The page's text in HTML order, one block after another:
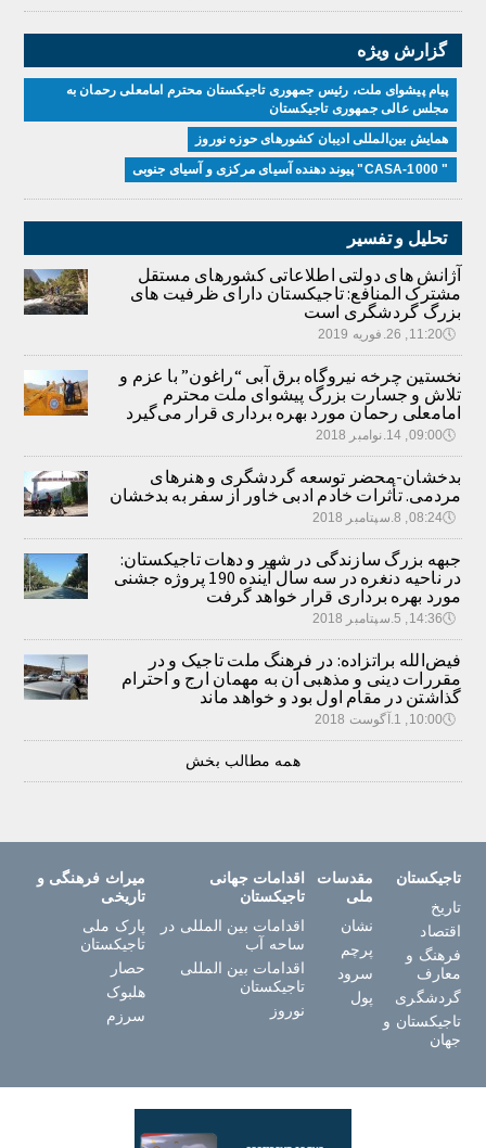
گزارش ویژه
پیام پیشوای ملت، رئیس جمهوری تاجیکستان محترم امامعلی رحمان به
مجلس عالی جمهوری تاجیکستان
همایش بین‌المللی ادیبان کشور‌های حوزه نوروز
" CASA-1000" پیوند دهنده آسیای مرکزی و آسیای جنوبی
تحلیل و تفسیر
آژانش های دولتی اطلاعاتی کشورهای مستقل
مشترک المنافع: تاجیکستان دارای ظرفیت های
بزرگ گردشگری است
🕔11:20, 26.فوریه 2019
نخستین چرخه نیروگاه برق آبی “راغون” با عزم و
تلاش و جسارت بزرگ پیشوای ملت محترم
امامعلی رحمان مورد بهره برداری قرار می‌گیرد
🕔09:00, 14.نوامبر 2018
بدخشان-محضر توسعه گردشگری و هنرهای
مردمی. تأثرات خادم ادبی خاور از سفر به بدخشان
🕔08:24, 8.سپتامبر 2018
جبهه بزرگ سازندگی در شهر و دهات تاجیکستان:
در ناحیه دنغره در سه سال آینده 190 پروژه جشنی
مورد بهره برداری قرار خواهد گرفت
🕔14:36, 5.سپتامبر 2018
فیض‌الله براتزاده: در فرهنگ ملت تاجیک و در
مقررات دینی و مذهبی آن به مهمان ارج و احترام
گذاشتن در مقام اول بود و خواهد ماند
🕔10:00, 1.آگوست 2018
همه مطالب بخش
تاجیکستان
تاریخ
اقتصاد
فرهنگ و
معارف
گردشگری
تاجیکستان و
جهان
مقدسات
ملی
نشان
پرچم
سرود
پول
اقدامات جهانی
تاجیکستان
اقدامات بین المللی در
ساحه آب
اقدامات بین المللی
تاجیکستان
نوروز
میراث فرهنگی و
تاریخی
پارک ملی
تاجیکستان
حصار
هلبوک
سرزم